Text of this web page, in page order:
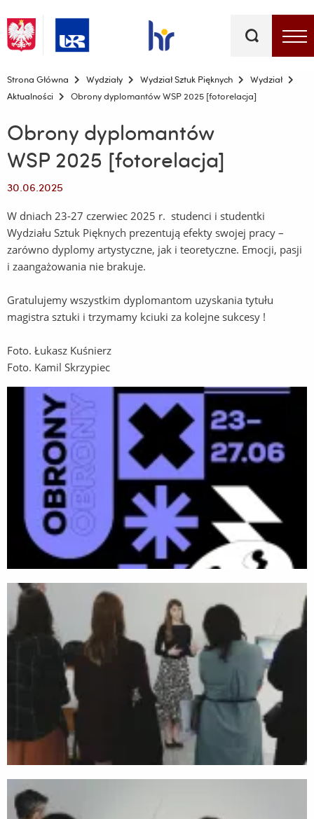
kluczowe
Menu - górna belka
Strona Główna Wydziały Wydział Sztuk Pięknych
Wydział
Aktualności
Obrony dyplomantów WSP 2025 [fotorelacja]
Obrony dyplomantów
WSP 2025 [fotorelacja]
30.06.2025
W dniach 23-27 czerwiec 2025 r. studenci i studentki
Wydziału Sztuk Pięknych prezentują efekty swojej pracy –
zarówno dyplomy artystyczne, jak i teoretyczne. Emocji, pasji
i zaangażowania nie brakuje.
Gratulujemy wszystkim dyplomantom uzyskania tytułu
magistra sztuki i trzymamy kciuki za kolejne sukcesy !
Foto. Łukasz Kuśnierz
Foto. Kamil Skrzypiec